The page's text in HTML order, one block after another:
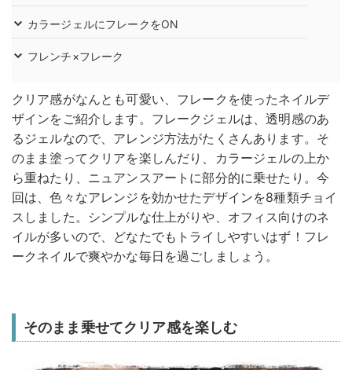
カラージェルにフレークをON
フレンチ×フレーク
クリア感がなんとも可愛い、フレークを使ったネイルデ
ザインをご紹介します。フレークジェルは、透明感のあ
るジェルなので、アレンジ方法がたくさんあります。そ
のまま塗ってクリアを楽しんだり、カラージェルの上か
ら重ねたり、ニュアンスアートに部分的に乗せたり。今
回は、色々なアレンジを効かせたデザインを8種類チョイ
スしました。シンプルな仕上がりや、オフィス向けのネ
イルが多いので、どなたでもトライしやすいはず！フレ
ークネイルで爽やかな毎日を過ごしましょう。
そのまま乗せてクリア感を楽しむ